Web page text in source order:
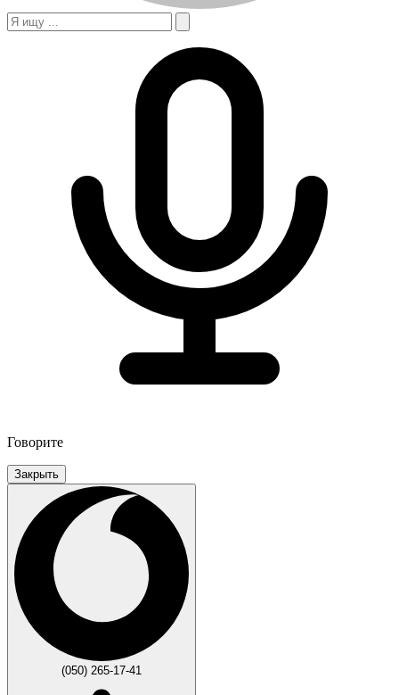
Говорите
Закрыть
(050) 265-17-41